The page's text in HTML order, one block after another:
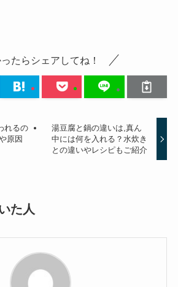
たらシェアしてね！
れるの
原因
湯豆腐と鍋の違いは,真ん
中には何を入れる？水炊き
との違いやレシピもご紹介
た人